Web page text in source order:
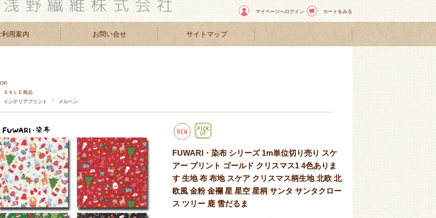
マイページへログイン カートをみる
利用案内 お問い合せ サイトマップ
ＳＡＬＥ商品
インテリアプリント
メルヘン
FUWARI・染布 シリーズ 1m単位切り売り スケ
アー プリント ゴールド クリスマス1 4色ありま
す 生地 布 布地 スケア クリスマス柄生地 北欧 北
欧風 金粉 金襴 星 星空 星柄 サンタ サンタクロー
ス ツリー 鹿 雪だるま